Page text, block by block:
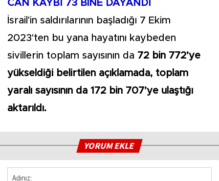
CAN KAYBI 73 BİNE DAYANDI
İsrail'in saldırılarının başladığı 7 Ekim
2023'ten bu yana hayatını kaybeden
sivillerin toplam sayısının da 72 bin 772’ye
yükseldiği belirtilen açıklamada, toplam
yaralı sayısının da 172 bin 707’ye ulaştığı
aktarıldı.
YORUM EKLE